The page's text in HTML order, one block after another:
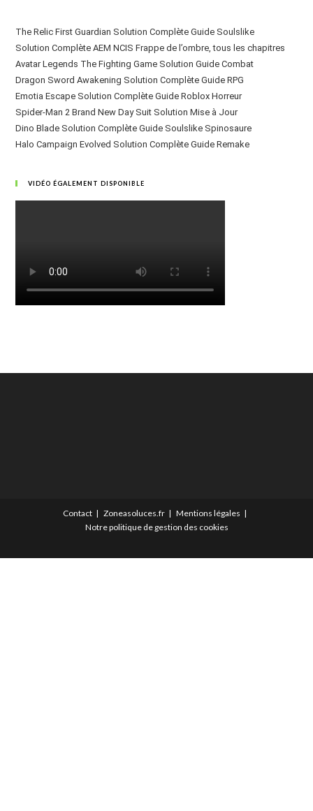
The Relic First Guardian Solution Complète Guide Soulslike
Solution Complète AEM NCIS Frappe de l’ombre, tous les chapitres
Avatar Legends The Fighting Game Solution Guide Combat
Dragon Sword Awakening Solution Complète Guide RPG
Emotia Escape Solution Complète Guide Roblox Horreur
Spider-Man 2 Brand New Day Suit Solution Mise à Jour
Dino Blade Solution Complète Guide Soulslike Spinosaure
Halo Campaign Evolved Solution Complète Guide Remake
VIDÉO ÉGALEMENT DISPONIBLE
Contact Zoneasoluces.fr
Mentions légales
Notre politique de gestion des cookies